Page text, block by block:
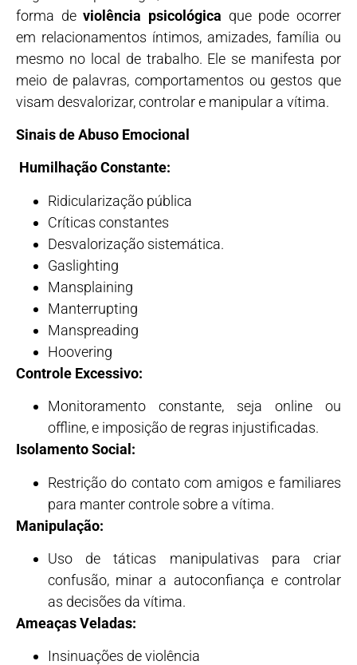
forma deviolência psicológica que pode ocorrer
em relacionamentos íntimos, amizades, família ou
mesmo no local de trabalho. Ele se manifesta por
meio de palavras, comportamentos ou gestos que
visam desvalorizar, controlar e manipular a vítima.
Sinais de Abuso Emocional
Humilhação Constante:
Ridicularização pública
Críticas constantes
Desvalorização sistemática.
Gaslighting
Mansplaining
Manterrupting
Manspreading
Hoovering
Controle Excessivo:
Monitoramento constante, seja online ou
offline, e imposição de regras injustificadas.
Isolamento Social:
Restrição do contato com amigos e familiares
para manter controle sobre a vítima.
Manipulação:
Uso de táticas manipulativas para criar
confusão, minar a autoconfiança e controlar
as decisões da vítima.
Ameaças Veladas:
Insinuações de violência